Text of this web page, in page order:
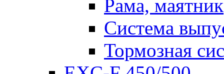
Рама, маятник
Система
Тормозная